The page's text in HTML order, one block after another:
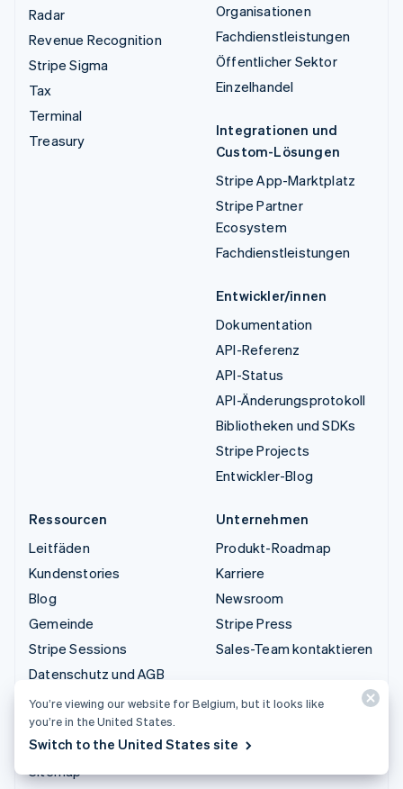
Radar
Revenue Recognition
Stripe Sigma
Tax
Terminal
Treasury
Organisationen
Fachdienstleistungen
Öffentlicher Sektor
Einzelhandel
Integrationen und
Custom-Lösungen
Stripe App-Marktplatz
Stripe Partner
Ecosystem
Fachdienstleistungen
Entwickler/innen
Dokumentation
API-Referenz
API-Status
API-Änderungsprotokoll
Bibliotheken und SDKs
Stripe Projects
Entwickler-Blog
Ressourcen
Leitfäden
Kundenstories
Blog
Gemeinde
Stripe Sessions
Datenschutz und AGB
Eingeschränkte und nicht
zugelassene Geschäfte
Lizenzen
Sitemap
Unternehmen
Produkt-Roadmap
Karriere
Newsroom
Stripe Press
Sales-Team kontaktieren
You’re viewing our website for Belgium, but it looks like
you’re in the United States.
Switch to the United States site